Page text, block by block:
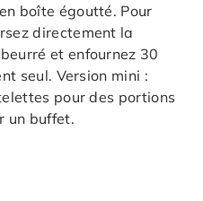
boîte égoutté. Pour
directement la
et enfournez 30
seul. Version mini :
pour des portions
un buffet.